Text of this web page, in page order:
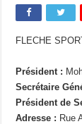
FLECHE
Président :
Secrétaire
Président de
Adresse : Rue